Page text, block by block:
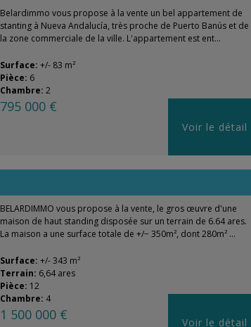
Belardimmo vous propose à la vente un bel appartement de
stanting à Nueva Andalucía, très proche de Puerto Banús et de
la zone commerciale de la ville. L'appartement est ent...
Surface: +/- 83 m²
Pièce: 6
Chambre: 2
795 000 €
Voir le détail
BELARDIMMO vous propose à la vente, le gros œuvre d'une
maison de haut standing disposée sur un terrain de 6.64 ares.
La maison a une surface totale de +/− 350m², dont 280m² ...
Surface: +/- 343 m²
Terrain: 6,64 ares
Pièce: 12
Chambre: 4
1 500 000 € Voir le détail